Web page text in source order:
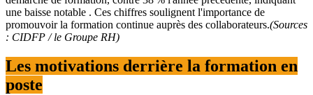
une baisse notable . Ces chiffres soulignent l'importance de
promouvoir la formation continue auprès des collaborateurs.(Sources
: CIDFP / le Groupe RH)
Les motivations derrière la formation en
poste